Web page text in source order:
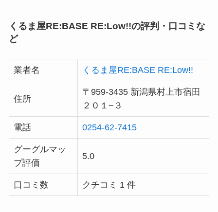
くるま屋RE:BASE RE:Low!!の評判・口コミな
ど
業者名 くるま屋RE:BASE RE:Low!!
住所
〒959-3435 新潟県村上市宿田
２０１−３
電話 0254-62-7415
グーグルマッ
プ評価
5.0
口コミ数 クチコミ 1 件